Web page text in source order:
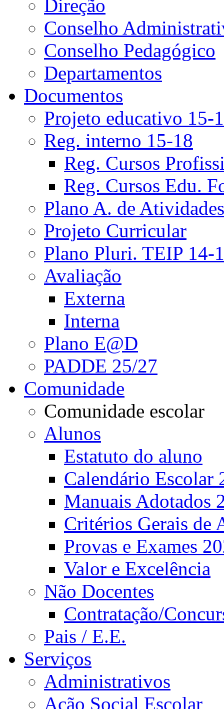
Direção
Conselho
Conselho Pedagógico
Departamentos
Documentos
Projeto educativo 15-
Reg. interno 15-18
Reg. Cursos
Reg. Cursos Edu.
Plano A. de Atividades
Projeto Curricular
Plano Pluri. TEIP 14-
Avaliação
Externa
Interna
Plano E@D
PADDE 25/27
Comunidade
Comunidade escolar
Alunos
Estatuto do aluno
Calendário Escolar
Manuais Adotados
Critérios Gerais de
Provas e Exames
Valor e Excelência
Não Docentes
Contratação/
Pais / E.E.
Serviços
Administrativos
Ação Social Escolar